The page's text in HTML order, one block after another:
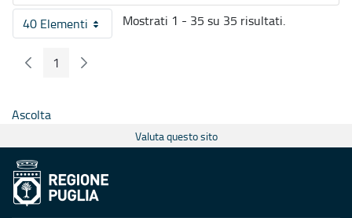
40 ElementiPer pagina
Mostrati 1 - 35 su 35 risultati.
Pagina Precedente
Pagina
1 Pagina Seguente
Ascolta
Valuta questo sito